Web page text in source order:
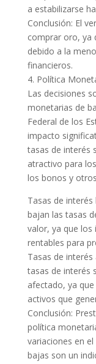
a estabilizarse
Conclusión: El
comprar oro, ya
debido a la
financieros.
4. Política
Las decisiones
monetarias de
Federal de los
impacto
tasas de interés
atractivo para
los bonos y
Tasas de
bajan las tasas
valor, ya que los
rentables para
Tasas de
tasas de interés
afectado, ya
activos que
Conclusión:
política
variaciones en
bajas son un